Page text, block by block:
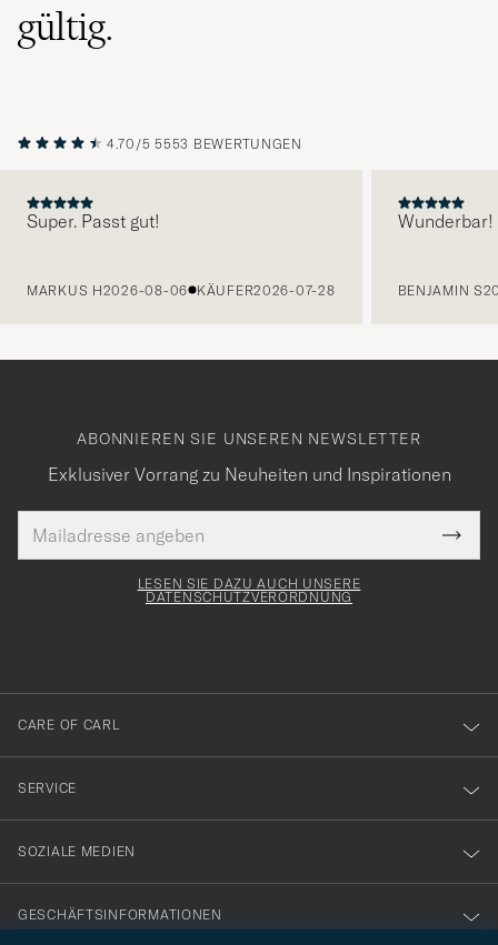
gültig.
4.70/5 5553 BEWERTUNGEN
Super. Passt gut!
MARKUS H2026-08-06 KÄUFER2026-07-28
Wunderbar!
BENJAMIN S
ABONNIEREN SIE UNSEREN NEWSLETTER
Exklusiver Vorrang zu Neuheiten und Inspirationen
Mail
Adresse
Tack
för
dig
till
vårt
nyhetsbrev!
LESEN SIE DAZU AUCH UNSERE
DATENSCHUTZVERORDNUNG
CARE OF CARL
SERVICE
SOZIALE MEDIEN
GESCHÄFTSINFORMATIONEN